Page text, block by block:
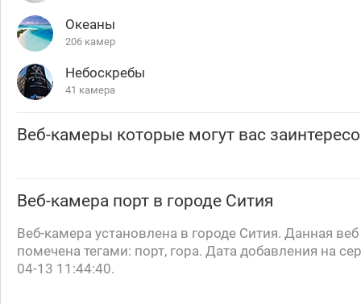
Океаны
206 камер
Небоскребы
41 камера
Веб-камеры которые могут вас
Веб-камера порт в городе Сития
Веб-камера установлена в городе Сития. Данная
помечена тегами: порт, гора. Дата добавления на
04-13 11:44:40.